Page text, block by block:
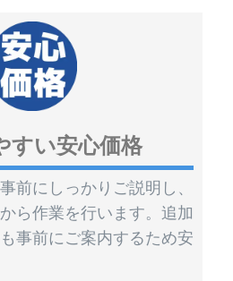
すい安心価格
前にしっかりご説明し、
ら作業を行います。追加
事前にご案内するため安